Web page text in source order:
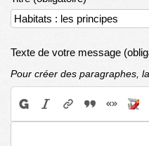
Texte de votre message
Pour créer des paragraphes,